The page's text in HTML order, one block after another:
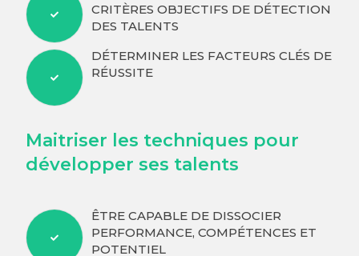
CRITÈRES OBJECTIFS DE DÉTECTION
DES TALENTS
DÉTERMINER LES FACTEURS CLÉS DE
RÉUSSITE
Maitriser les techniques pour
développer ses talents
ÊTRE CAPABLE DE DISSOCIER
PERFORMANCE, COMPÉTENCES ET
POTENTIEL